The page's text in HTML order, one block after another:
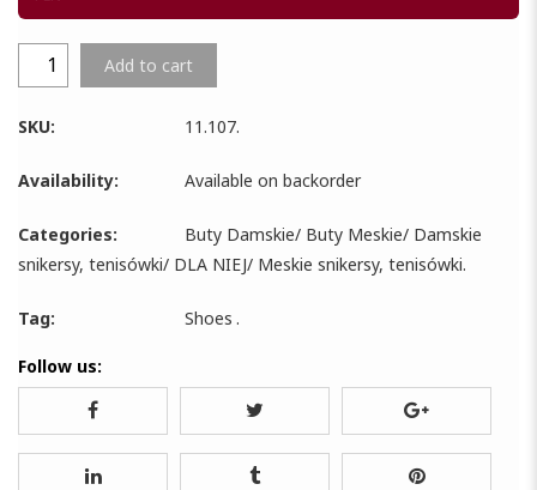
Add to cart
SKU: 11.107.
Availability: Available on backorder
Categories: Buty Damskie/ Buty Meskie/ Damskie
snikersy, tenisówki/ DLA NIEJ/ Meskie snikersy, tenisówki.
Tag: Shoes .
Follow us: